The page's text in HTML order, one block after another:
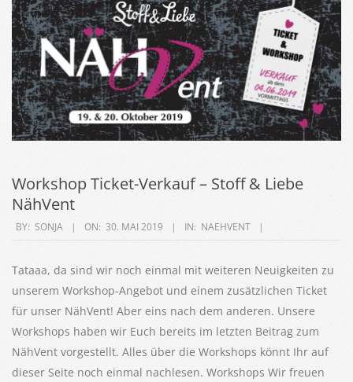
Workshop Ticket-Verkauf – Stoff & Liebe
NähVent
2019-
30
BY: SONJA ON: 30. MAI 2019 IN: NAEHVENT
Tataaa, da sind wir noch einmal mit weiteren Neuigkeiten zu
unserem Workshop-Angebot und einem zusätzlichen Ticket
für unser NähVent! Aber eins nach dem anderen. Unsere
Workshops haben wir Euch bereits im letzten Beitrag zum
NähVent vorgestellt. Alles über die Workshops könnt Ihr auf
dieser Seite noch einmal nachlesen. Workshops Wir freuen